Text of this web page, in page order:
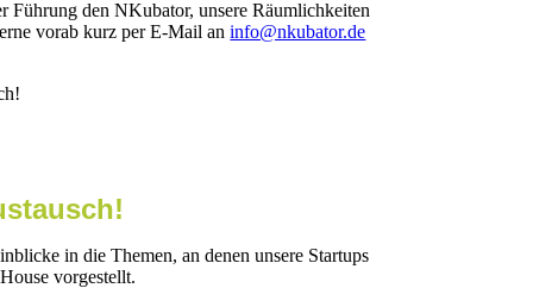
den NKubator, unsere Räumlichkeiten
vorab kurz per E-Mail aninfo@nkubator.de
in die Themen, an denen unsere Startups
vorgestellt.